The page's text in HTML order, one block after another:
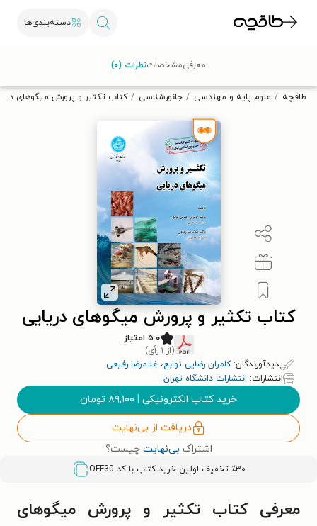
دسته‌بندی‌ها
تخفیف از طاقچه دریافت کن.
طاقچه علوم پایه و مهندسی جانورشناسی کتاب تکثیر و پرورش میگوهای
کتاب تکثیر و پرورش میگوهای دریایی
۵.۰ امتیاز
(از ۱ رأی)
پدیدآورندگان:کامران رضایی توابع، غلامرضا رفیعی
انتشارات: انتشارات دانشگاه تهران
خرید کتاب الکترونیکی | ۸۹,۱۰۰ تومان
دریافت از بی‌نهایت
اشتراک بی‌نهایت چیست؟
٪۳۰ تخفیف اولین خرید کتاب با کد OFF30
معرفیمشخصاتنظرات (۰)
معرفی کتاب تکثیر و پرورش میگوهای